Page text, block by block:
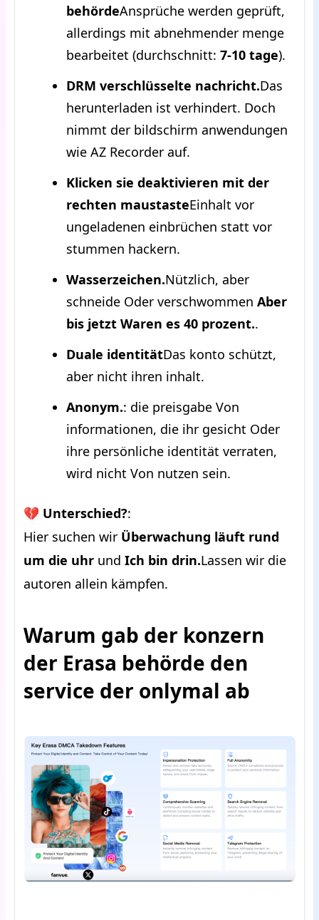
behördeAnsprüche werden geprüft,
allerdings mit abnehmender menge
bearbeitet (durchschnitt: 7-10 tage).
DRM verschlüsselte nachricht.Das
herunterladen ist verhindert. Doch
nimmt der bildschirm anwendungen
wie AZ Recorder auf.
Klicken sie deaktivieren mit der
rechten maustasteEinhalt vor
ungeladenen einbrüchen statt vor
stummen hackern.
Wasserzeichen.Nützlich, aber
schneide Oder verschwommen Aber
bis jetzt Waren es 40 prozent..
Duale identitätDas konto schützt,
aber nicht ihren inhalt.
Anonym.: die preisgabe Von
informationen, die ihr gesicht Oder
ihre persönliche identität verraten,
wird nicht Von nutzen sein.
💔 Unterschied?:
Hier suchen wir Überwachung läuft rund
um die uhr und Ich bin drin.Lassen wir die
autoren allein kämpfen.
Warum gab der konzern
der Erasa behörde den
service der onlymal ab